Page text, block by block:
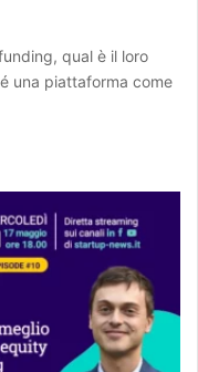
qual è il loro
una piattaforma come